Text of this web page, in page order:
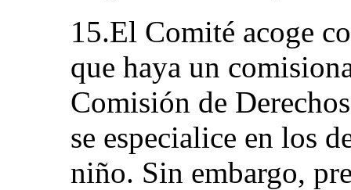
15.El Comité acoge
que haya un
Comisión de
se especialice en los
niño. Sin embargo,